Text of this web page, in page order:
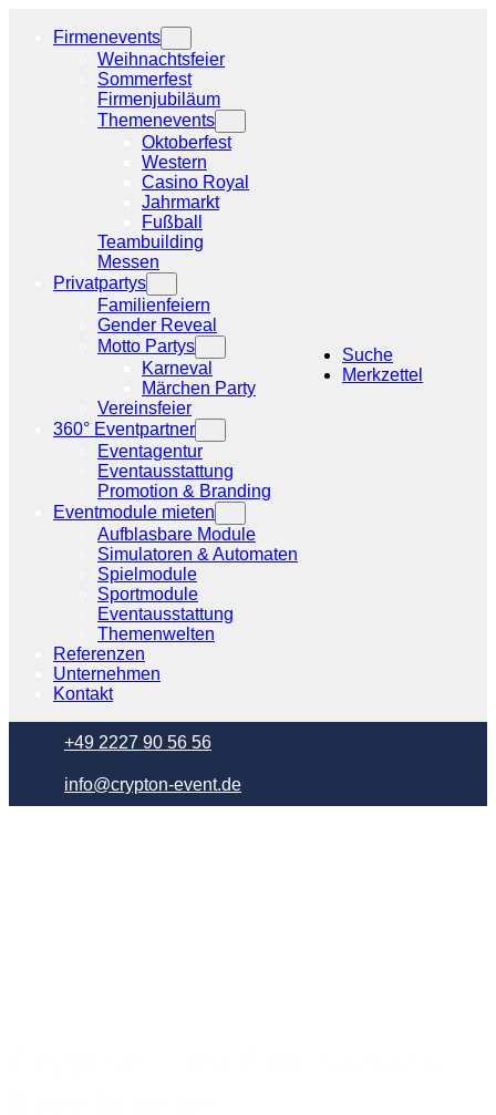
Firmenevents
Weihnachtsfeier
Sommerfest
Firmenjubiläum
Themenevents
Oktoberfest
Western
Casino Royal
Jahrmarkt
Fußball
Teambuilding
Messen
Privatpartys
Familienfeiern
Gender Reveal
Motto Partys
Karneval
Märchen Party
Vereinsfeier
360° Eventpartner
Eventagentur
Eventausstattung
Promotion & Branding
Eventmodule mieten
Aufblasbare Module
Simulatoren & Automaten
Spielmodule
Sportmodule
Eventausstattung
Themenwelten
Referenzen
Unternehmen
Kontakt
Suche
Merkzettel
+49 2227 90 56 56
info@crypton-event.de